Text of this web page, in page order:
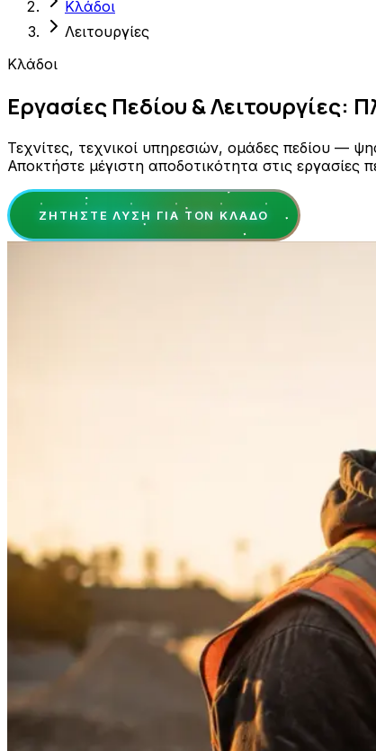
Κλάδοι
Λειτουργίες
Κλάδοι
Εργασίες Πεδίου & Λειτουργίες:
Τεχνίτες, τεχνικοί υπηρεσιών, ομάδες πεδίου —
Αποκτήστε μέγιστη αποδοτικότητα στις εργασίες
ΖΗΤΉΣΤΕ ΛΎΣΗ ΓΙΑ ΤΟΝ ΚΛΆΔΟ